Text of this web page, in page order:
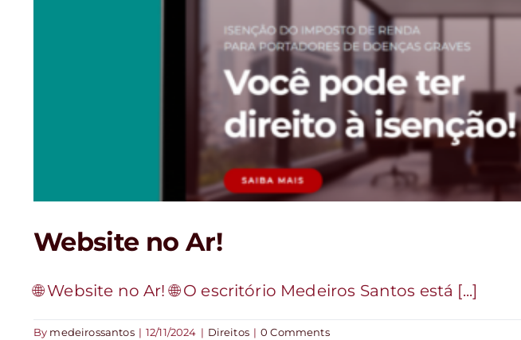
Website no Ar!
🌐 Website no Ar! 🌐 O escritório Medeiros Santos está [...]
By medeirossantos | 12/11/2024 | Direitos | 0 Comments